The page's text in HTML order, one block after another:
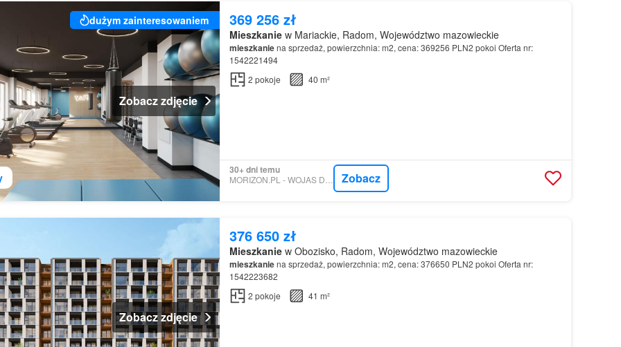
dużym zainteresowaniem
Zobacz zdjęcie
369 256 zł
Mieszkaniew Mariackie, Radom, Województwo mazowieckie
mieszkaniena sprzedaż, powierzchnia: m2, cena: 369256 PLN2 pokoi Oferta nr:
1542221494
2 pokoje 40 m²
30+ dni temu
MORIZON.PL - WOJAS DEVELOPMENT Zobacz
Zobacz zdjęcie
376 650 zł
Mieszkaniew Obozisko, Radom, Województwo mazowieckie
mieszkaniena sprzedaż, powierzchnia: m2, cena: 376650 PLN2 pokoi Oferta nr:
1542223682
2 pokoje 41 m²